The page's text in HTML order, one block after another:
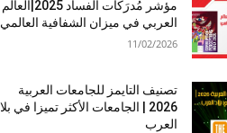
مؤشر مُدرَكات الفساد 2025|العالم
العربي في ميزان الشفافية العالمي
11/02/2026
تصنيف التايمز للجامعات العربية
2026 | الجامعات الأكثر تميزا في
العرب